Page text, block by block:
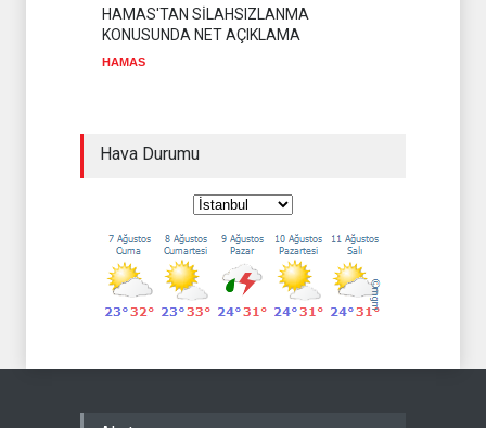
HAMAS'TAN SİLAHSIZLANMA
KONUSUNDA NET AÇIKLAMA
HAMAS
Hava Durumu